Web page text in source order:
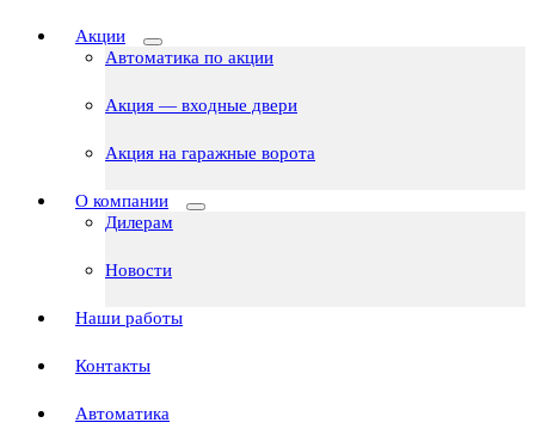
Акции
Автоматика по акции
Акция — входные двери
Акция на гаражные ворота
О компании
Дилерам
Новости
Наши работы
Контакты
Автоматика